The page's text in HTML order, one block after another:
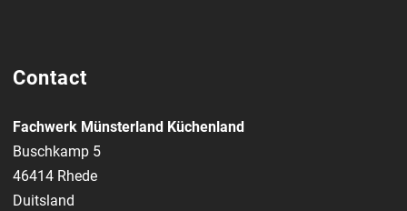
Contact
Fachwerk Münsterland Küchenland
Buschkamp 5
46414 Rhede
Duitsland